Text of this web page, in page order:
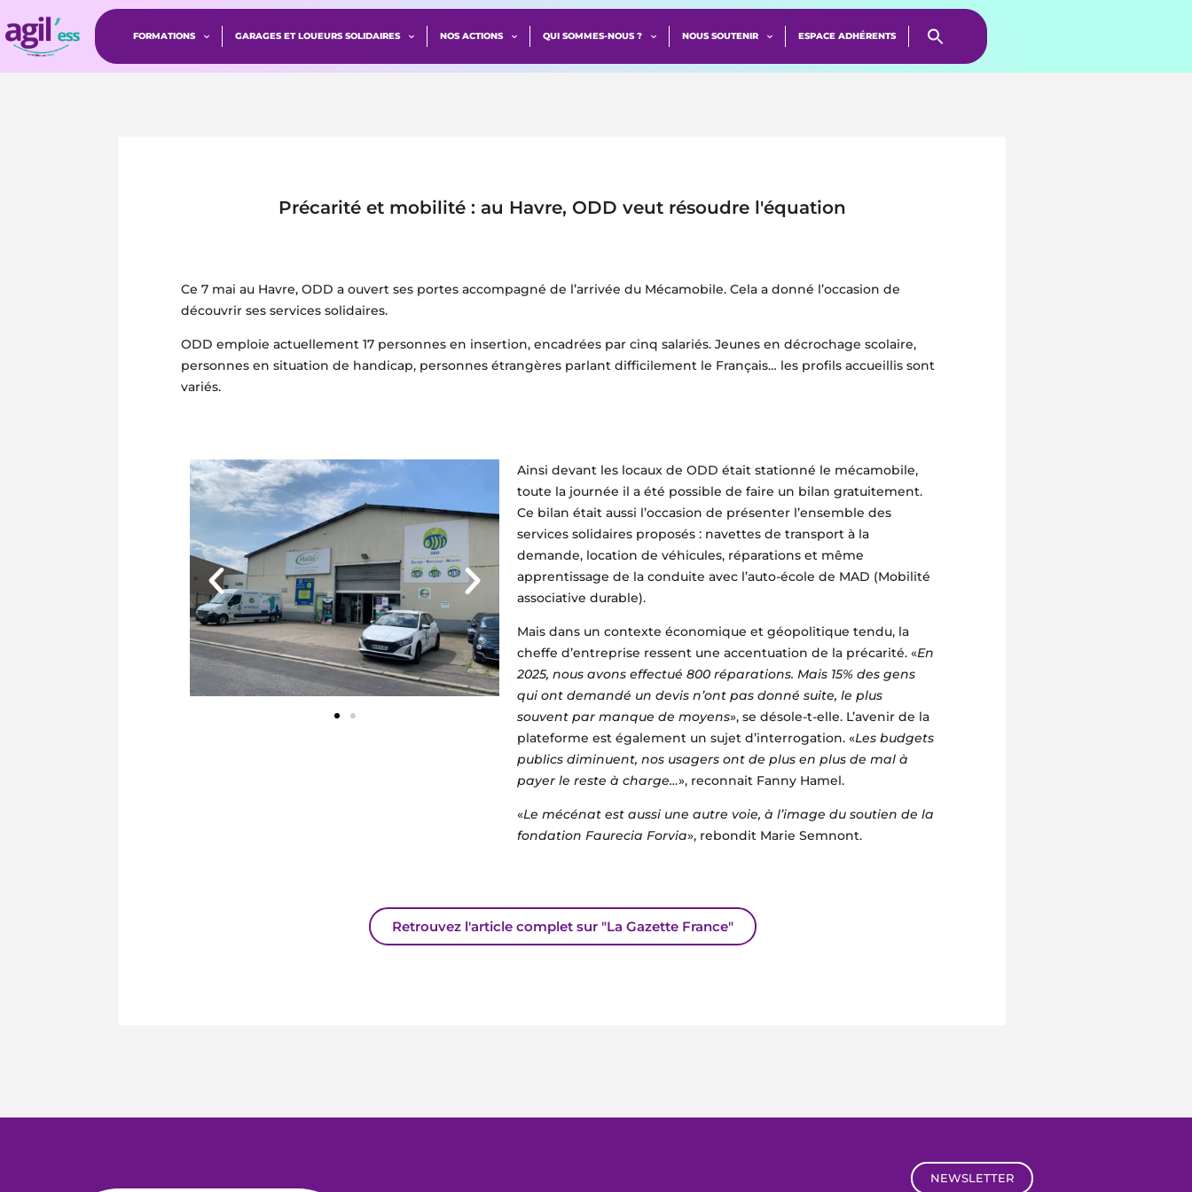
FORMATIONS GARAGES ET LOUEURS SOLIDAIRES NOS ACTIONS QUI SOMMES-NOUS ? NOUS SOUTENIR ESPACE ADHÉRENTS
Précarité et mobilité : au Havre, ODD veut résoudre l'équation
Ce 7 mai au Havre, ODD a ouvert ses portes accompagné de l’arrivée du Mécamobile. Cela a donné l’occasion de
découvrir ses services solidaires.
ODD emploie actuellement 17 personnes en insertion, encadrées par cinq salariés. Jeunes en décrochage scolaire,
personnes en situation de handicap, personnes étrangères parlant difficilement le Français… les profils accueillis sont
variés.
Ainsi devant les locaux de ODD était stationné le mécamobile,
toute la journée il a été possible de faire un bilan gratuitement.
Ce bilan était aussi l’occasion de présenter l’ensemble des
services solidaires proposés : navettes de transport à la
demande, location de véhicules, réparations et même
apprentissage de la conduite avec l’auto-école de MAD (Mobilité
associative durable).
Mais dans un contexte économique et géopolitique tendu, la
cheffe d’entreprise ressent une accentuation de la précarité. «En
2025, nous avons effectué 800 réparations. Mais 15% des gens
qui ont demandé un devis n’ont pas donné suite, le plus
souvent par manque de moyens», se désole-t-elle. L’avenir de la
plateforme est également un sujet d’interrogation. «Les budgets
publics diminuent, nos usagers ont de plus en plus de mal à
payer le reste à charge…», reconnait Fanny Hamel.
«Le mécénat est aussi une autre voie, à l’image du soutien de la
fondation Faurecia Forvia», rebondit Marie Semnont.
Retrouvez l'article complet sur "La Gazette France"
NEWSLETTER